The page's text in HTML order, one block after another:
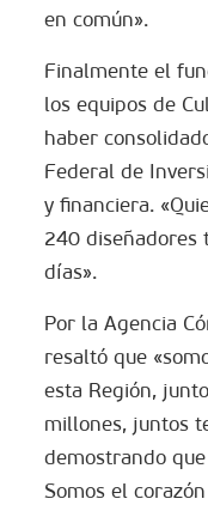
en común».
Finalmente el
los equipos de
haber
Federal de
y financiera.
240 diseñadores
días».
Por la Agencia
resaltó que
esta Región,
millones, juntos
demostrando
Somos el